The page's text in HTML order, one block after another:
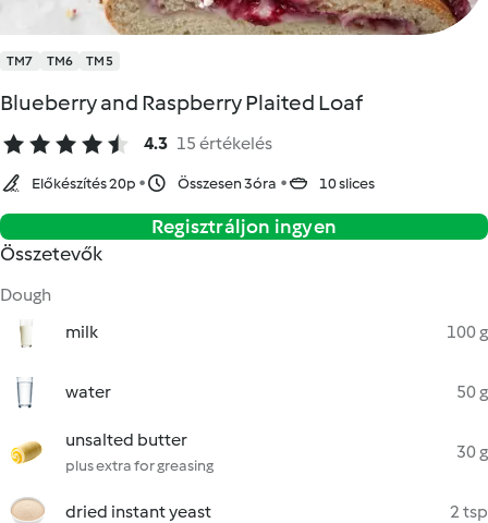
TM7 TM6 TM5
Blueberry and Raspberry Plaited Loaf
4.3 15 értékelés
Előkészítés 20p Összesen 3óra 10 slices
Regisztráljon ingyen
Összetevők
Dough
milk
100 g
water 50 g
unsalted butter
plus extra for greasing
30 g
dried instant yeast
2 tsp